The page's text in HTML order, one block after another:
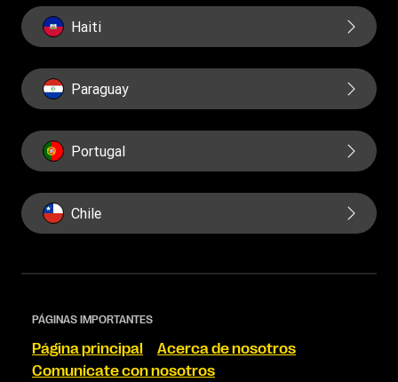
Haiti
Paraguay
Portugal
Chile
PÁGINAS IMPORTANTES
Página principal
Acerca de nosotros
Comunícate con nosotros